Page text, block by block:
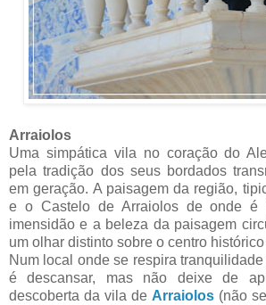
Arraiolos
Uma simpática vila no coração do
pela tradição dos seus bordados
em geração. A paisagem da região,
e o Castelo de Arraiolos de onde é
imensidão e a beleza da paisagem
um olhar distinto sobre o centro
Num local onde se respira
é descansar, mas não deixe de
descoberta da vila de Arraiolos (não